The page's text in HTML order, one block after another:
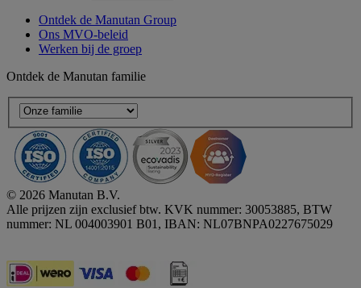
Ontdek de Manutan Group
Ons MVO-beleid
Werken bij de groep
Ontdek de Manutan familie
© 2026 Manutan B.V.
Alle prijzen zijn exclusief btw. KVK nummer: 30053885, BTW
nummer: NL 004003901 B01, IBAN: NL07BNPA0227675029